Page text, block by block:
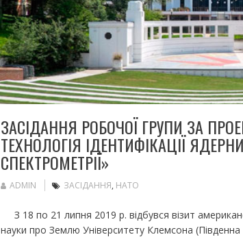
ЗАСІДАННЯ РОБОЧОЇ ГРУПИ ЗА
ТЕХНОЛОГІЯ ІДЕНТИФІКАЦІЇ
СПЕКТРОМЕТРІЇ»
ADMIN ЗАСІДАННЯ, НАТО
З 18 по 21 липня 2019 р. відбувся візит
науки про Землю Університету Клемсона